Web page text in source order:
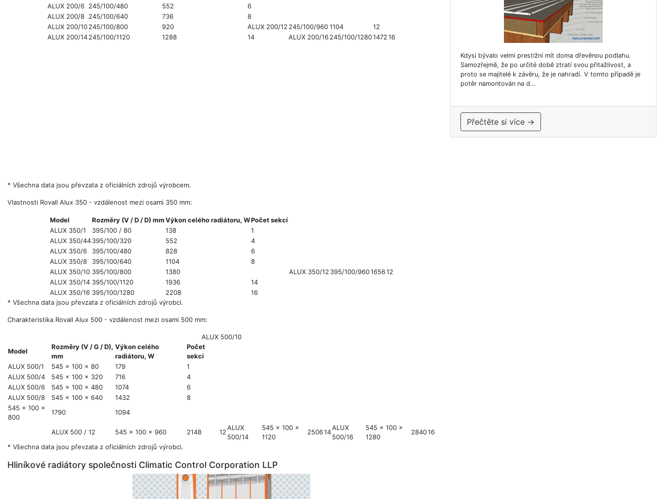
ALUX 200/6 245/100/480 552
6
ALUX 200/8 245/100/640 736
8
ALUX 200/10245/100/800 920 ALUX 200/12 245/100/9601104
12
ALUX 200/14245/100/1120 1288 14 ALUX 200/16245/100/1280147216
* Všechna data jsou převzata z oficiálních zdrojů výrobcem.
Vlastnosti Rovall Alux 350 - vzdálenost mezi osami 350 mm:
Model Rozměry (V / D / D) mmVýkon celého radiátoru, WPočet sekcí
ALUX 350/1
395/100 / 80 138
1
ALUX 350/44 395/100/320 552
4
ALUX 350/6
395/100/480 828
6
ALUX 350/8
395/100/640 1104
8
ALUX 350/10 395/100/800 1380 ALUX 350/12 395/100/960165612
ALUX 350/14 395/100/1120 1936
14
ALUX 350/16 395/100/1280 2208
16
* Všechna data jsou převzata z oficiálních zdrojů výrobci.
Charakteristika Rovall Alux 500 - vzdálenost mezi osami 500 mm:
ALUX 500/10
Model
Rozměry (V / G / D),
mm
Výkon celého
radiátoru, W
Počet
sekcí
ALUX 500/1
545 x 100 x 80 179
1
ALUX 500/4
545 x 100 x 320 716
4
ALUX 500/6
545 x 100 x 480 1074
6
ALUX 500/8
545 x 100 x 640 1432
8
545 x 100 x
800
1790 1094
ALUX 500 / 12 545 x 100 x 960 2148 12
ALUX
500/14
545 x 100 x
1120
250614
ALUX
500/16
545 x 100 x
1280
284016
* Všechna data jsou převzata z oficiálních zdrojů výrobci.
Hliníkové radiátory společnosti Climatic Control Corporation LLP
Kdysi bývalo velmi prestižní mít doma dřevěnou podlahu.
Samozřejmě, že po určité době ztratí svou přitažlivost, a
proto se majitelé k závěru, že je nahradí. V tomto případě je
potěr namontován na d...
Přečtěte si více →